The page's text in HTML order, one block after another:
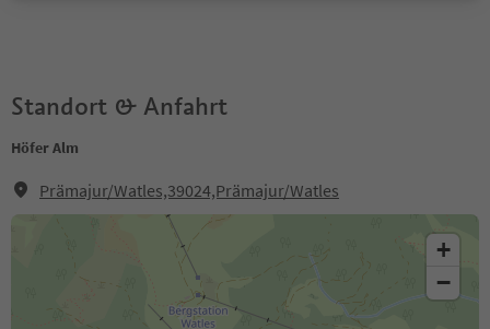
Standort & Anfahrt
Höfer Alm
Prämajur/Watles,39024,Prämajur/Watles
+
−